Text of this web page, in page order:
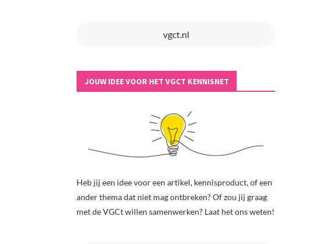
vgct.nl
JOUW IDEE VOOR HET VGCT KENNISNET
Heb jij een idee voor een artikel, kennisproduct, of een
ander thema dat niet mag ontbreken? Of zou jij graag
met de VGCt willen samenwerken? Laat het ons weten!